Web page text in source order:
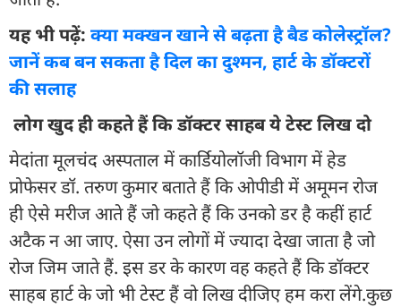
यह भी पढ़ें: क्या मक्खन खाने से बढ़ता है बैड कोलेस्ट्रॉल?
जानें कब बन सकता है दिल का दुश्मन, हार्ट के डॉक्टरों
की सलाह
लोग खुद ही कहते हैं कि डॉक्टर साहब ये टेस्ट लिख दो
मेदांता मूलचंद अस्पताल में कार्डियोलॉजी विभाग में हेड
प्रोफेसर डॉ. तरुण कुमार बताते हैं कि ओपीडी में अमूमन रोज
ही ऐसे मरीज आते हैं जो कहते हैं कि उनको डर है कहीं हार्ट
अटैक न आ जाए. ऐसा उन लोगों में ज्यादा देखा जाता है जो
रोज जिम जाते हैं. इस डर के कारण वह कहते हैं कि डॉक्टर
साहब हार्ट के जो भी टेस्ट हैं वो लिख दीजिए हम करा लेंगे.कुछ